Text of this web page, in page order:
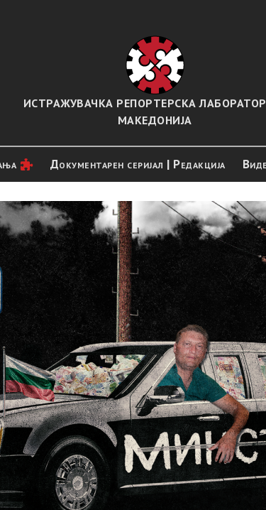
ИСТРАЖУВАЧКА РЕПОРТЕРСКА
МАКЕДОНИЈА
Документарен серијал | Редакција